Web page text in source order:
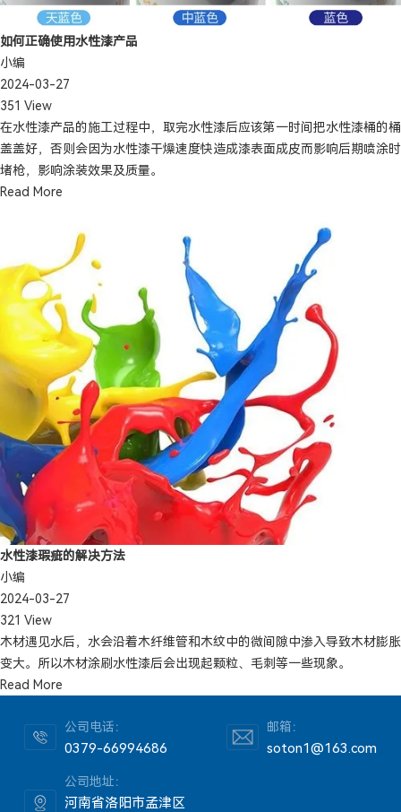
如何正确使用水性漆产品
小编
2024-03-27
351 View
在水性漆产品的施工过程中，取完水性漆后应该第一时间把水性漆桶的桶
盖盖好，否则会因为水性漆干燥速度快造成漆表面成皮而影响后期喷涂时
堵枪，影响涂装效果及质量。
Read More
水性漆瑕疵的解决方法
小编
2024-03-27
321 View
木材遇见水后，水会沿着木纤维管和木纹中的微间隙中渗入导致木材膨胀
变大。所以木材涂刷水性漆后会出现起颗粒、毛刺等一些现象。
Read More
公司电话：
0379-66994686
邮箱：
soton1@163.com
公司地址：
河南省洛阳市孟津区